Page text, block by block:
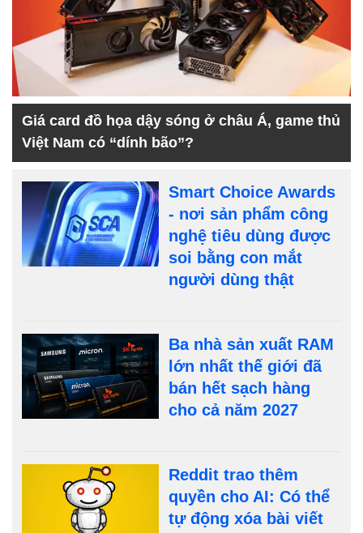
Giá card đồ họa dậy sóng ở châu Á, game thủ
Việt Nam có “dính bão”?
Smart Choice Awards
- nơi sản phẩm công
nghệ tiêu dùng được
soi bằng con mắt
người dùng thật
Ba nhà sản xuất RAM
lớn nhất thế giới đã
bán hết sạch hàng
cho cả năm 2027
Reddit trao thêm
quyền cho AI: Có thể
tự động xóa bài viết